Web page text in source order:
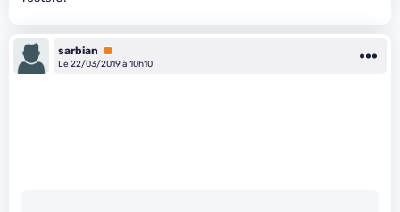
sarbian
Premium
Le 22/03/2019 à 10h10